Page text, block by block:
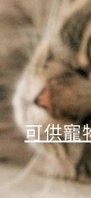
可供寵